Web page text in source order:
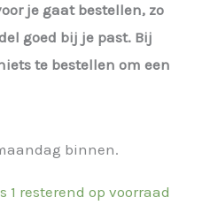
je gaat bestellen, zo
goed bij je past. Bij
te bestellen om een
binnen.
1 resterend op voorraad